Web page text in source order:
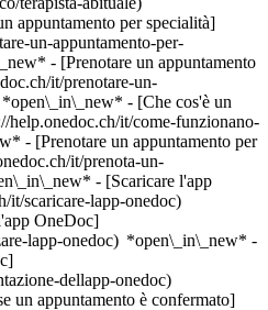
appuntamento per specialità]
un-appuntamento-per-
- [Prenotare un appuntamento
it/prenotare-un-
*open\_in\_new* - [Che cos'è un
help.onedoc.ch/it/come-funzionano-
- [Prenotare un appuntamento per
it/prenota-un-
- [Scaricare l'app
it/scaricare-lapp-onedoc)
OneDoc]
lapp-onedoc) *open\_in\_new* -
dellapp-onedoc)
pc2c0/simon-eser) *chevron\_left* mar 04 ago *chevron\_right* Vedi più appuntamenti *error\_outline* Si è verificato un errore durante il caricamento della disponibilità [Riprova](https://www.onedoc.ch) [![Sig. Sébastien Maroto, osteopata a Hauterive](https://assets.onedoc.ch/images/users/b1a1becf554b16a8143d107cb74fe027d4c4f4be51e4312030fe10ae61d557d2-small.jpg "Sig. Sébastien Maroto, osteopata a Hauterive")](https://www.onedoc.ch/it/osteopata/hauterive/pcwkz/sebastien-maroto) ### [Sig. Sébastien Maroto](https://www.onedoc.ch/it/osteopata/hauterive/pcwkz/sebastien-maroto) ![Badge che indica un profilo verificato](https://www.onedoc.ch/assets/images/icons/checkmark.svg) Osteopata [Centre Médical Hauterive](https://www.onedoc.ch/it/studio-osteopatico/hauterive/ebcoo/centre-medical-hauterive) Route de Fribourg 60 1725 Hauterive FR ![Sig. Sébastien Maroto è affiliato alla rete ASCA](https://assets.onedoc.ch/images/networks/logos/496d325fd4282f2f0a46197dd629fd16fcd2d324839e441a2a65aaa74df08a15-small.png)![Sig. Sébastien Maroto è affiliato alla rete RME](https://assets.onedoc.ch/images/networks/logos/a202aabd14cdddb5ff03205af2481fb805645ff903773c55a6c572d22f23762e-small.png) ![Icona paziente con segno più che indica che il professionista accetta nuovi pazienti](https://www.onedoc.ch/assets/images/icons/new-patients.svg)Accetta nuovi pazienti [Prenota un appuntamento](https://www.onedoc.ch/it/osteopata/hauterive/pcwkz/sebastien-maroto) *chevron\_left* mar 04 ago *chevron\_right* Vedi più appuntamenti *error\_outline* Si è verificato un errore durante il caricamento della disponibilità [Riprova](https://www.onedoc.ch) [![Sig. Marcel Paturel, osteopata a Hauterive](https://assets.onedoc.ch/images/users/e6da94ab835987f66deadf48967f78bc34d7005e84553bef53d0882eaa2e77f0-small.jpg "Sig. Marcel Paturel, osteopata a Hauterive")](https://www.onedoc.ch/it/osteopata/hauterive/pcwoy/marcel-paturel) ### [Sig. Marcel Paturel](https://www.onedoc.ch/it/osteopata/hauterive/pcwoy/marcel-paturel) ![Badge che indica un profilo verificato](https://www.onedoc.ch/assets/images/icons/checkmark.svg) Osteopata [Centre Médical Hauterive](https://www.onedoc.ch/it/studio-osteopatico/hauterive/ebcoo/centre-medical-hauterive) Route de Fribourg 60 1725 Hauterive FR ![Sig. Marcel Paturel è affiliato alla rete ASCA](https://assets.onedoc.ch/images/networks/logos/496d325fd4282f2f0a46197dd629fd16fcd2d324839e441a2a65aaa74df08a15-small.png)![Sig. Marcel Paturel è affiliato alla rete RME](https://assets.onedoc.ch/images/networks/logos/a202aabd14cdddb5ff03205af2481fb805645ff903773c55a6c572d22f23762e-small.png) ![Icona paziente con segno più che indica che il professionista accetta nuovi pazienti](https://www.onedoc.ch/assets/images/icons/new-patients.svg)Accetta nuovi pazienti [Prenota un appuntamento](https://www.onedoc.ch/it/osteopata/hauterive/pcwoy/marcel-paturel) *chevron\_left* mar 04 ago *chevron\_right* Vedi più appuntamenti *error\_outline* Si è verificato un errore durante il caricamento della disponibilità [Riprova](https://www.onedoc.ch) [![Sig.ra Mélanie Divet, osteopata a Hauterive](https://assets.onedoc.ch/images/users/81a938afa3de3122c5e99376e6752a4abc107c6f678e719568349e0c90437d2a-small.jpg "Sig.ra Mélanie Divet, osteopata a Hauterive")](https://www.onedoc.ch/it/osteopata/hauterive/pcwk1/melanie-divet) ### [Sig.ra Mélanie Divet](https://www.onedoc.ch/it/osteopata/hauterive/pcwk1/melanie-divet) ![Badge che indica un profilo verificato](https://www.onedoc.ch/assets/images/icons/checkmark.svg) Osteopata [Centre Médical Hauterive](https://www.onedoc.ch/it/studio-osteopatico/hauterive/ebcoo/centre-medical-hauterive) Route de Fribourg 60 1725 Hauterive FR ![Sig.ra Mélanie Divet è affiliata alla rete ASCA](https://assets.onedoc.ch/images/networks/logos/496d325fd4282f2f0a46197dd629fd16fcd2d324839e441a2a65aaa74df08a15-small.png)![Sig.ra Mélanie Divet è affiliata alla rete RME](https://assets.onedoc.ch/images/networks/logos/a202aabd14cdddb5ff03205af2481fb805645ff903773c55a6c572d22f23762e-small.png) ![Icona paziente con segno più che indica che il professionista accetta nuovi pazienti](https://www.onedoc.ch/assets/images/icons/new-patients.svg)Accetta nuovi pazienti [Prenota un appuntamento](https://www.onedoc.ch/it/osteopata/hauterive/pcwk1/melanie-divet) *chevron\_left* mar 04 ago *chevron\_right* Vedi più appuntamenti *error\_outline* Si è verificato un errore durante il caricamento della disponibilità [Riprova](https://www.onedoc.ch) ## __Osteopati__: altri specialisti sono disponibili online nei pressi di __Hauterive FR__ [![Sig.ra Emilie Bourqui, osteopata a Posieux](https://assets.onedoc.ch/images/users/1fc58f60d68d78fd75650cb808159aa05d81834d6a093be8f5f06a7ddedaeda6-small.jpg "Sig.ra Emilie Bourqui, osteopata a Posieux")](https://www.onedoc.ch/it/osteopata/posieux/pc0tk/emilie-bourqui) ### [Sig.ra Emilie Bourqui](https://www.onedoc.ch/it/osteopata/posieux/pc0tk/emilie-bourqui) ![Badge che indica un profilo verificato](https://www.onedoc.ch/assets/images/icons/checkmark.svg) [Osteopata](https://www.onedoc.ch/it/osteopata/posieux) Emilie Ostéo - Hauterive Route de Fribourg 60 1725 Posieux ![Sig.ra Emilie Bourqui è affiliata alla rete RME](https://assets.onedoc.ch/images/networks/logos/a202aabd14cdddb5ff03205af2481fb805645ff903773c55a6c572d22f23762e-small.png) ![Icona paziente con segno più che indica che il professionista accetta nuovi pazienti](https://www.onedoc.ch/assets/images/icons/new-patients.svg)Accetta nuovi pazienti [Prenota un appuntamento](https://www.onedoc.ch/it/osteopata/posieux/pc0tk/emilie-bourqui) [![Sig.ra Marine Caviglioli, osteopata a Matran](https://assets.onedoc.ch/images/users/28be0e032e9894aa50657a1a33418adf0d15e7f32476482f6aa4efd6d9f80888-small.png "Sig.ra Marine Caviglioli, osteopata a Matran")](https://www.onedoc.ch/it/osteopata/matran/pc00u/marine-caviglioli) ### [Sig.ra Marine Caviglioli](https://www.onedoc.ch/it/osteopata/matran/pc00u/marine-caviglioli) ![Badge che indica un profilo verificato](https://www.onedoc.ch/assets/images/icons/checkmark.svg) [Osteopata](https://www.onedoc.ch/it/osteopata/matran) [Nexus Thérapies](https://www.onedoc.ch/it/studio-medico-associato/matran/ebc18/nexus-therapies) Impasse de Champ-Riond 8 1753 Matran ![Sig.ra Marine Caviglioli è affiliata alla rete RME](https://assets.onedoc.ch/images/networks/logos/a202aabd14cdddb5ff03205af2481fb805645ff903773c55a6c572d22f23762e-small.png) ![Icona paziente con segno più che indica che il professionista accetta nuovi pazienti](https://www.onedoc.ch/assets/images/icons/new-patients.svg)Accetta nuovi pazienti [Prenota un appuntamento](https://www.onedoc.ch/it/osteopata/matran/pc00u/marine-caviglioli) [![Sig. Matthieu Glardon, osteopata a Villars-sur-Glâne](https://assets.onedoc.ch/images/users/98cfe5046905ec212a8ea4014f746852f37c18baf764400038f5090d166bb961-small.jpg "Sig. Matthieu Glardon, osteopata a Villars-sur-Glâne")](https://www.onedoc.ch/it/osteopata/villars-sur-glan